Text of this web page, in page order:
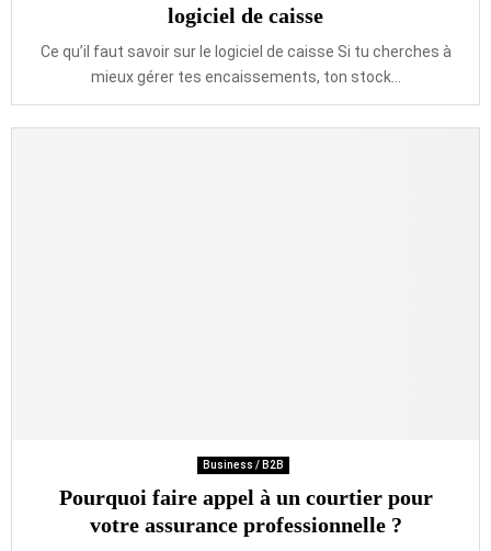
logiciel de caisse
Ce qu’il faut savoir sur le logiciel de caisse Si tu cherches à
mieux gérer tes encaissements, ton stock...
Business / B2B
Pourquoi faire appel à un courtier pour
votre assurance professionnelle ?